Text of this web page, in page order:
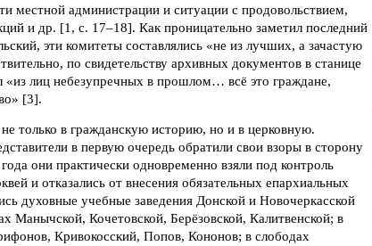
местной администрации и ситуации с продовольствием,
и др. [1, с. 17–18]. Как проницательно заметил последний
эти комитеты составлялись «не из лучших, а зачастую
по свидетельству архивных документов в станице
«из лиц небезупречных в прошлом… всё это граждане,
[3].
только в гражданскую историю, но и в церковную.
в первую очередь обратили свои взоры в сторону
они практически одновременно взяли под контроль
и отказались от внесения обязательных епархиальных
духовные учебные заведения Донской и Новочеркасской
Манычской, Кочетовской, Берёзовской, Калитвенской; в
Кривокосский, Попов, Кононов; в слободах